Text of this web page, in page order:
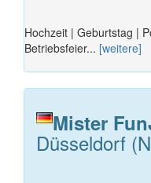
Hochzeit | Geburtstag |
Betriebsfeier... [weitere]
Mister
Düsseldorf